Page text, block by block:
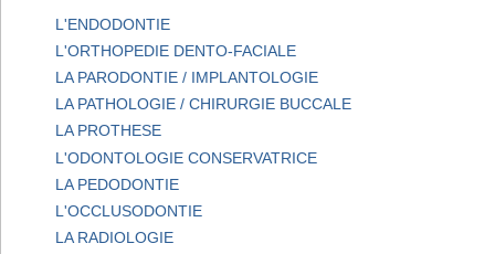
L'ENDODONTIE
L'ORTHOPEDIE DENTO-FACIALE
LA PARODONTIE / IMPLANTOLOGIE
LA PATHOLOGIE / CHIRURGIE BUCCALE
LA PROTHESE
L'ODONTOLOGIE CONSERVATRICE
LA PEDODONTIE
L'OCCLUSODONTIE
LA RADIOLOGIE